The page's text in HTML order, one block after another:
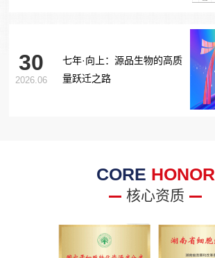
30
2026.06
七年·向上：源品生物的高质
量跃迁之路
CORE HONOR
核心资质